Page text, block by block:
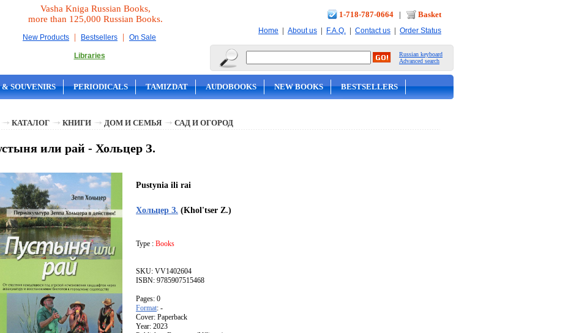
Vasha Kniga Russian Books,
more than 125,000 Russian Books.
New Products | Bestsellers | On Sale
Libraries
1-718-787-0664 | Basket
Home | About us | F.A.Q. | Contact us | Order Status
Russian keyboard
Advanced search
& SOUVENIRS PERIODICALS TAMIZDAT AUDOBOOKS NEW BOOKS BESTSELLERS
КАТАЛОГ КНИГИ ДОМ И СЕМЬЯ САД И ОГОРОД
или рай - Хольцер З.
Pustynia ili rai
Хольцер З. (Khol'tser Z.)
Type : Books
SKU: VV1402604
ISBN: 9785907515468
Pages: 0
Format: -
Cover: Paperback
Year: 2023